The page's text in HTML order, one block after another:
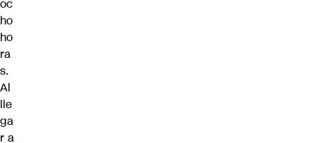
oc
ho
ho
ra
s.
Al
lle
ga
r a